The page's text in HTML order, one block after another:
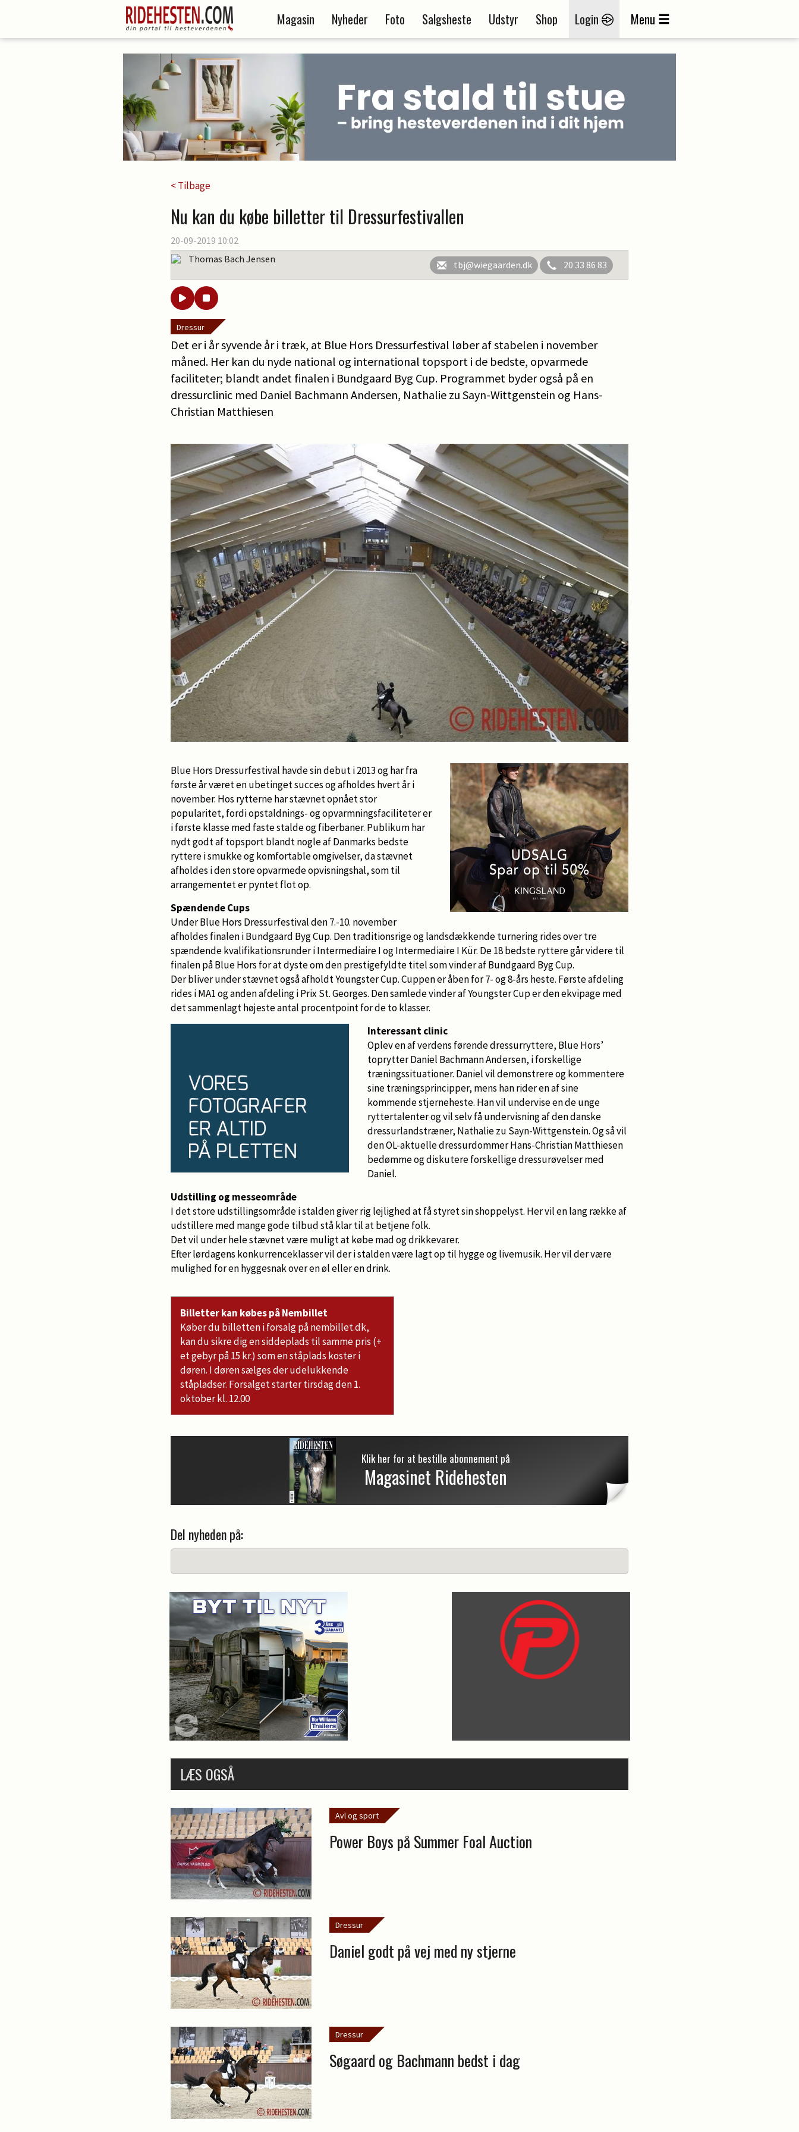
Magasin Nyheder Foto Salgsheste Udstyr Shop Login Menu
< Tilbage
Nu kan du købe billetter til Dressurfestivallen
20-09-2019 10:02
Thomas Bach Jensen
tbj@wiegaarden.dk 20 33 86 83
Dressur
Det er i år syvende år i træk, at Blue Hors Dressurfestival løber af stabelen i november
måned. Her kan du nyde national og international topsport i de bedste, opvarmede
faciliteter; blandt andet finalen i Bundgaard Byg Cup. Programmet byder også på en
dressurclinic med Daniel Bachmann Andersen, Nathalie zu Sayn-Wittgenstein og Hans-
Christian Matthiesen
Blue Hors Dressurfestival havde sin debut i 2013 og har fra
første år været en ubetinget succes og afholdes hvert år i
november. Hos rytterne har stævnet opnået stor
popularitet, fordi opstaldnings- og opvarmningsfaciliteter er
i første klasse med faste stalde og fiberbaner. Publikum har
nydt godt af topsport blandt nogle af Danmarks bedste
ryttere i smukke og komfortable omgivelser, da stævnet
afholdes i den store opvarmede opvisningshal, som til
arrangementet er pyntet flot op.
Spændende Cups
Under Blue Hors Dressurfestival den 7.-10. november
afholdes finalen i Bundgaard Byg Cup. Den traditionsrige og landsdækkende turnering rides over tre
spændende kvalifikationsrunder i Intermediaire I og Intermediaire I Kür. De 18 bedste ryttere går videre til
finalen på Blue Hors for at dyste om den prestigefyldte titel som vinder af Bundgaard Byg Cup.
Der bliver under stævnet også afholdt Youngster Cup. Cuppen er åben for 7- og 8-års heste. Første afdeling
rides i MA1 og anden afdeling i Prix St. Georges. Den samlede vinder af Youngster Cup er den ekvipage med
det sammenlagt højeste antal procentpoint for de to klasser.
Interessant clinic
Oplev en af verdens førende dressurryttere, Blue Hors’
toprytter Daniel Bachmann Andersen, i forskellige
træningssituationer. Daniel vil demonstrere og kommentere
sine træningsprincipper, mens han rider en af sine
kommende stjerneheste. Han vil undervise en de unge
ryttertalenter og vil selv få undervisning af den danske
dressurlandstræner, Nathalie zu Sayn-Wittgenstein. Og så vil
den OL-aktuelle dressurdommer Hans-Christian Matthiesen
bedømme og diskutere forskellige dressurøvelser med
Daniel.
Udstilling og messeområde
I det store udstillingsområde i stalden giver rig lejlighed at få styret sin shoppelyst. Her vil en lang række af
udstillere med mange gode tilbud stå klar til at betjene folk.
Det vil under hele stævnet være muligt at købe mad og drikkevarer.
Efter lørdagens konkurrenceklasser vil der i stalden være lagt op til hygge og livemusik. Her vil der være
mulighed for en hyggesnak over en øl eller en drink.
Billetter kan købes på Nembillet
Køber du billetten i forsalg på nembillet.dk,
kan du sikre dig en siddeplads til samme pris (+
et gebyr på 15 kr.) som en ståplads koster i
døren. I døren sælges der udelukkende
ståpladser. Forsalget starter tirsdag den 1.
oktober kl. 12.00
Klik her for at bestille abonnement på
Magasinet Ridehesten
Del nyheden på:
LÆS OGSÅ
Avl og sport
Power Boys på Summer Foal Auction
Dressur
Daniel godt på vej med ny stjerne
Dressur
Søgaard og Bachmann bedst i dag